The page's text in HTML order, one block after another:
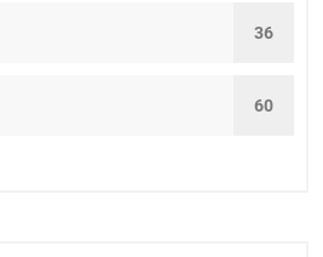
36
60